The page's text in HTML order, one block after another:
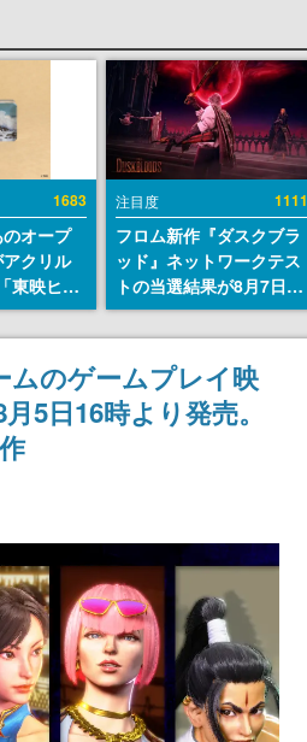
1683
のオープ
クリル
東映ヒス
コレクシ
より発
注目度 1111
フロム新作『ダスクブラ
ッド』ネットワークテス
トの当選結果が8月7日22
時に発表。応募サイトの
マイページから確認可
能、テスト実施は8月21
日～24日
ムのゲームプレイ映
5日16時より発売。